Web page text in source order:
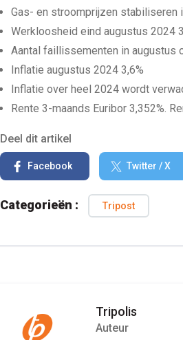
Gas- en stroomprijzen stabiliseren
Werkloosheid eind augustus 2024
Aantal faillissementen in augustus
Inflatie augustus 2024 3,6%
Inflatie over heel 2024 wordt
Rente 3-maands Euribor 3,352%.
Deel dit artikel
Facebook Twitter / X
Categorieën : Tripost
Tripolis
Auteur